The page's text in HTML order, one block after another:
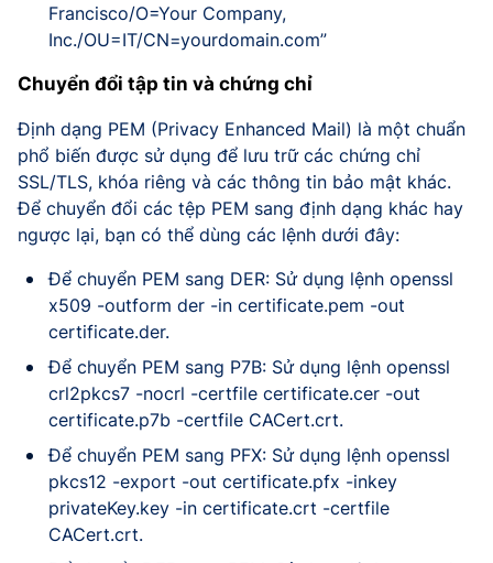
Francisco/O=Your Company,
Inc./OU=IT/CN=yourdomain.com”
Chuyển đổi tập tin và chứng chỉ
Định dạng PEM (Privacy Enhanced Mail) là một chuẩn
phổ biến được sử dụng để lưu trữ các chứng chỉ
SSL/TLS, khóa riêng và các thông tin bảo mật khác.
Để chuyển đổi các tệp PEM sang định dạng khác hay
ngược lại, bạn có thể dùng các lệnh dưới đây:
Để chuyển PEM sang DER: Sử dụng lệnh openssl
x509 -outform der -in certificate.pem -out
certificate.der.
Để chuyển PEM sang P7B: Sử dụng lệnh openssl
crl2pkcs7 -nocrl -certfile certificate.cer -out
certificate.p7b -certfile CACert.crt.
Để chuyển PEM sang PFX: Sử dụng lệnh openssl
pkcs12 -export -out certificate.pfx -inkey
privateKey.key -in certificate.crt -certfile
CACert.crt.